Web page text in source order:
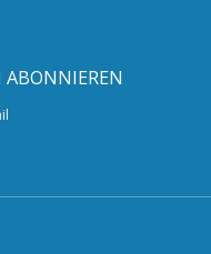
ABONNIEREN